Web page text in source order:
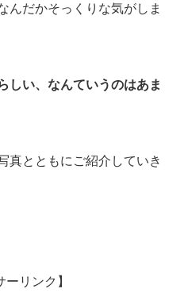
んだかそっくりな気がしま
しい、なんていうのはあま
真とともにご紹介していき
ーリンク】